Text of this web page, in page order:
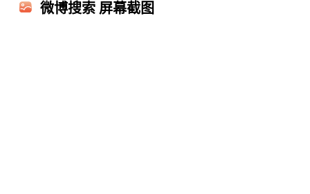
微博搜索 屏幕截图